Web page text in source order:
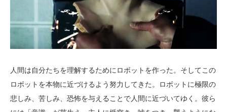
人間は自分たちを理解するためにロボットを作った。そしてこの
ロボットを本物に近づけるよう努力してきた。ロボットに極限の
悲しみ、苦しみ、恐怖を与えることで人間に近づいてゆく。彼ら